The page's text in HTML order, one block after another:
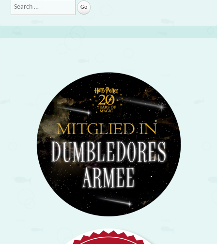
Search